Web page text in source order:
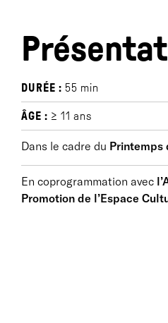
DURÉE : 55 min
ÂGE : ≥ 11 ans
Dans le cadre du Printemps
En coprogrammation avec
Promotion de l’Espace